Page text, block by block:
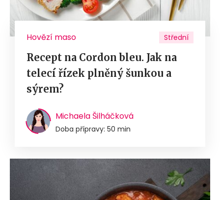
Hovězí maso Střední
Recept na Cordon bleu. Jak na
telecí řízek plněný šunkou a
sýrem?
Michaela Šilháčková
Doba přípravy: 50 min